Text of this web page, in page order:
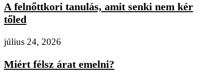
A felnőttkori tanulás, amit senki nem kér
tőled
július 24, 2026
Miért félsz árat emelni?